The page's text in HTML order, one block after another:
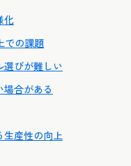
化
での課題
選びが難しい
合がある
生産性の向上